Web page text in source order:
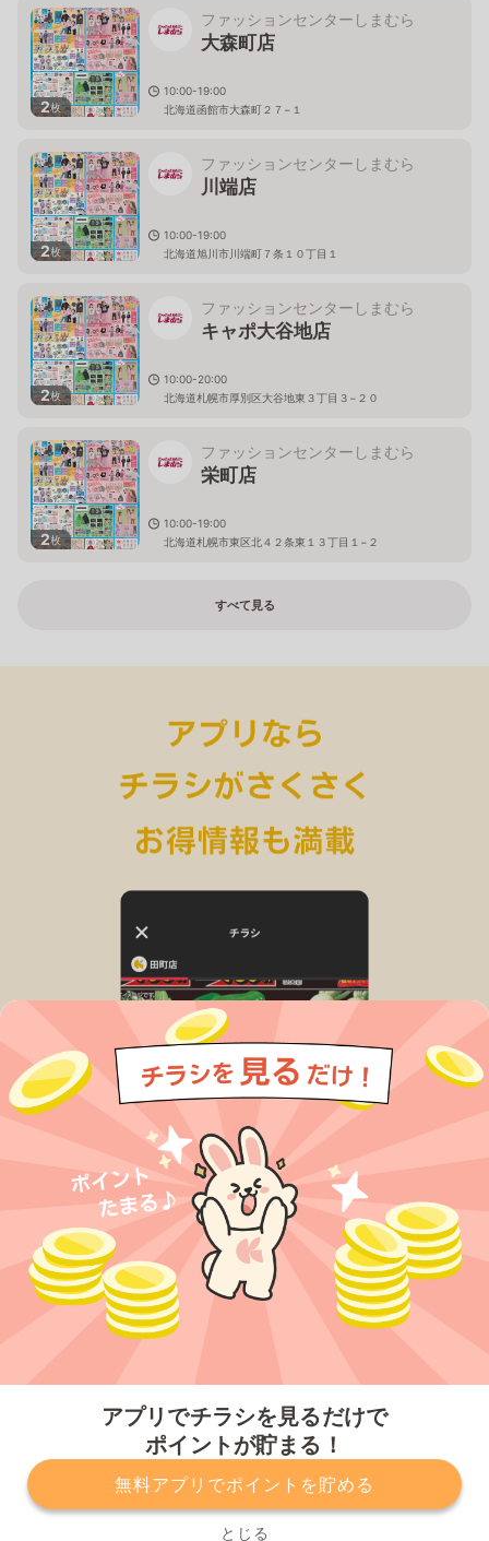
アプリでチラシを見るだけで
ポイントが貯まる！
無料アプリでポイントを貯める
とじる
2枚
ファッションセンターしまむら
大森町店
10:00-19:00
北海道函館市大森町２７−１
2枚
ファッションセンターしまむら
川端店
10:00-19:00
北海道旭川市川端町７条１０丁目１
2枚
ファッションセンターしまむら
キャポ大谷地店
10:00-20:00
北海道札幌市厚別区大谷地東３丁目３−２０
2枚
ファッションセンターしまむら
栄町店
10:00-19:00
北海道札幌市東区北４２条東１３丁目１−２
すべて見る
プライバシーポリシー 利用規約
運営会社
サービスに関してのお問い合わせ